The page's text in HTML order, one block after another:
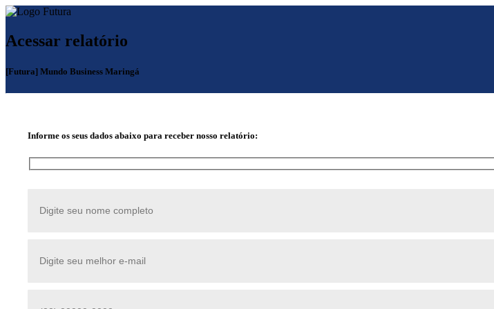
Acessar relatório
[Futura] Mundo Business Maringá
Informe os seus dados abaixo para receber nosso relatório: